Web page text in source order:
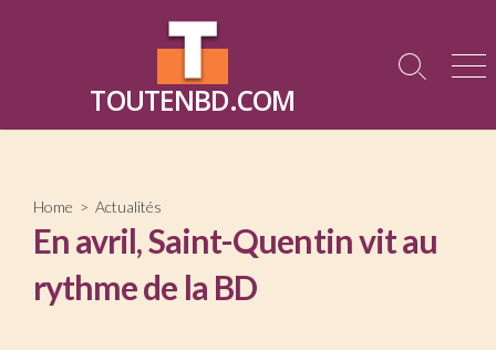
TOUTENBD.COM
Search
Home > Actualités
En avril, Saint-Quentin vit au
rythme de la BD